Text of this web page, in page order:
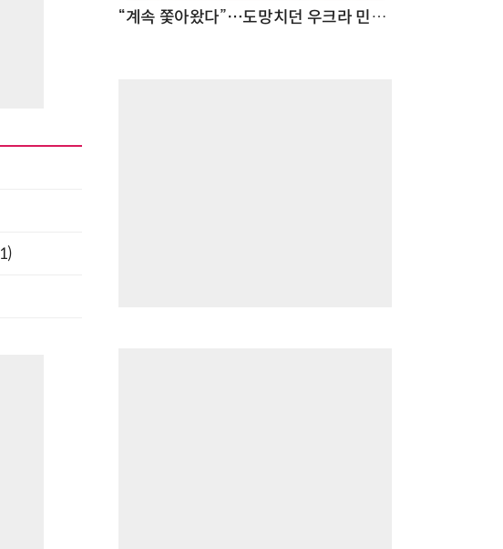
“계속 쫓아왔다”…도망치던 우크라 민간인 공격한 러 자폭 드론